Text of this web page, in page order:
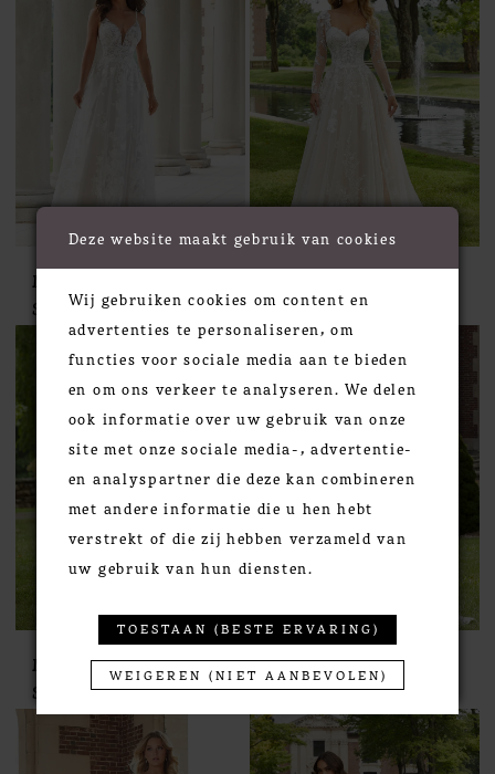
Morilee
STYLE #2419
STYLE #2420
Morilee
STYLE #2421
Morilee
STYLE #2422
Deze website maakt gebruik van cookies
Wij gebruiken cookies om content en
advertenties te personaliseren, om
functies voor sociale media aan te bieden
en om ons verkeer te analyseren. We delen
ook informatie over uw gebruik van onze
site met onze sociale media-, advertentie-
en analyspartner die deze kan combineren
met andere informatie die u hen hebt
verstrekt of die zij hebben verzameld van
uw gebruik van hun diensten.
TOESTAAN (BESTE ERVARING)
WEIGEREN (NIET AANBEVOLEN)